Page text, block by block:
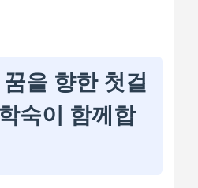
을 향한 첫걸
숙이 함께합